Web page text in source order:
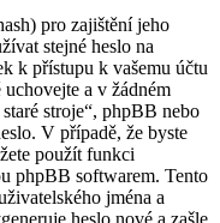
pro zajištění jeho
stejné heslo na
k přístupu k vašemu účtu
uchovejte a v žádném
stroje“, phpBB nebo
V případě, že byste
použít funkci
phpBB softwarem. Tento
jména a
heslo nové a zašle